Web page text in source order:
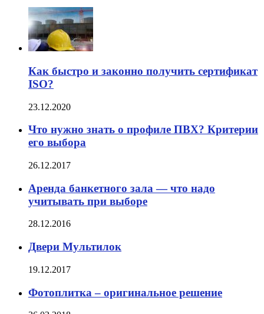
Как быстро и законно получить сертификат
ISO?
23.12.2020
Что нужно знать о профиле ПВХ? Критерии
его выбора
26.12.2017
Аренда банкетного зала — что надо
учитывать при выборе
28.12.2016
Двери Мультилок
19.12.2017
Фотоплитка – оригинальное решение